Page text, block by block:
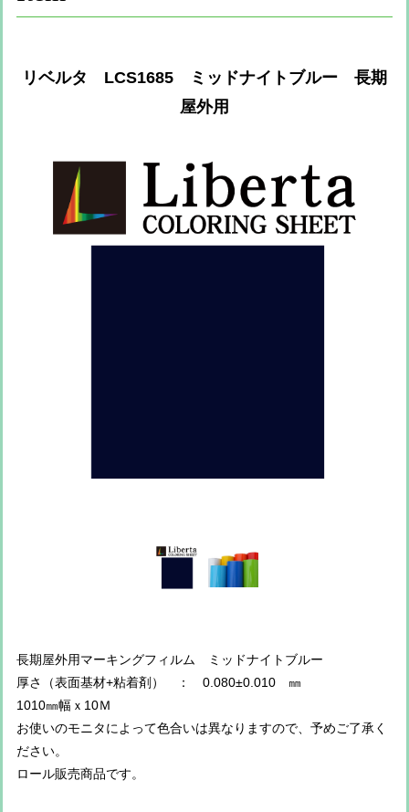
リベルタ LCS1685 ミッドナイトブルー 長期
屋外用
長期屋外用マーキングフィルム ミッドナイトブルー
厚さ（表面基材+粘着剤） ： 0.080±0.010 ㎜
1010㎜幅ｘ10Ｍ
お使いのモニタによって色合いは異なりますので、予めご了承く
ださい。
ロール販売商品です。